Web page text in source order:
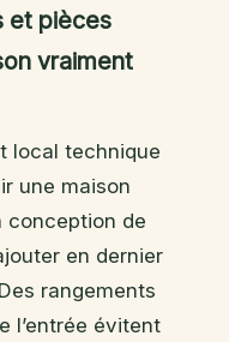
et pièces
vraiment
local technique
une maison
conception de
en dernier
rangements
l’entrée évitent